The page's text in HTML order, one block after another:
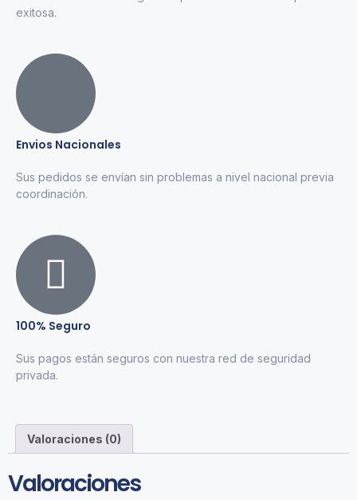
exitosa.
Envios Nacionales
Sus pedidos se envían sin problemas a nivel nacional previa
coordinación.
100% Seguro
Sus pagos están seguros con nuestra red de seguridad
privada.
Valoraciones (0)
Valoraciones